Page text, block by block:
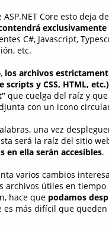
Core esto deja
C#, Javascript,
etc.
los archivos
scripts y CSS, HTML,
que cuelga del raíz y
con un icono
una vez
será la raíz del sitio
en ella serán accesibles.
varios cambios
archivos útiles en
hace que podamos
más difícil que